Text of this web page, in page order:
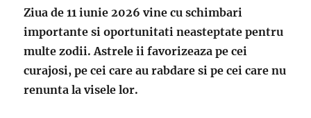
Ziua de 11 iunie 2026 vine cu schimbari
importante si oportunitati neasteptate pentru
multe zodii. Astrele ii favorizeaza pe cei
curajosi, pe cei care au rabdare si pe cei care nu
renunta la visele lor.